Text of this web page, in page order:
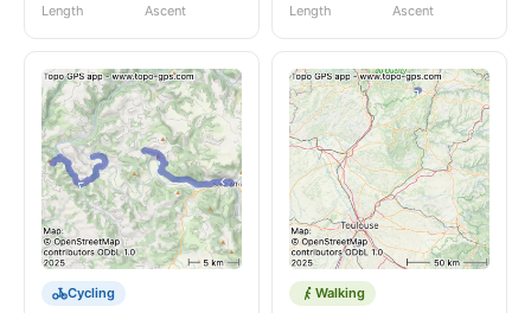
Length Ascent Length Ascent
Cycling Walking